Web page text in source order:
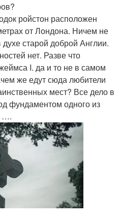
ройстон расположен
от Лондона. Ничем не
старой доброй Англии.
нет. Разве что
I. да и то не в самом
же едут сюда любители
мест? Все дело в
фундаментом одного из
….